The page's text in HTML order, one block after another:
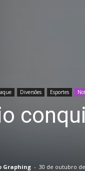
Diversões Esportes
Graphing - 30 de outubro